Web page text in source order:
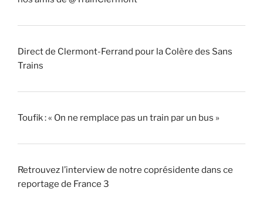
Direct de Clermont-Ferrand pour la Colère des Sans
Trains
Toufik : « On ne remplace pas un train par un bus »
Retrouvez l’interview de notre coprésidente dans ce
reportage de France 3